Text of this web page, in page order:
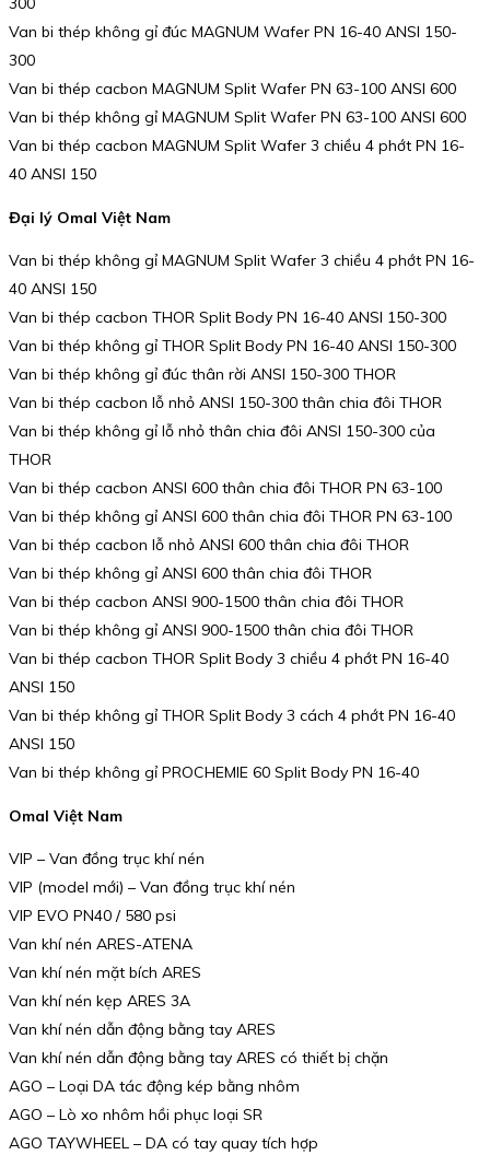
Van bi thép không gỉ đúc MAGNUM Wafer PN 16-40 ANSI 150-
300
Van bi thép cacbon MAGNUM Split Wafer PN 63-100 ANSI 600
Van bi thép không gỉ MAGNUM Split Wafer PN 63-100 ANSI 600
Van bi thép cacbon MAGNUM Split Wafer 3 chiều 4 phớt PN 16-
40 ANSI 150
Đại lý Omal Việt Nam
Van bi thép không gỉ MAGNUM Split Wafer 3 chiều 4 phớt PN 16-
40 ANSI 150
Van bi thép cacbon THOR Split Body PN 16-40 ANSI 150-300
Van bi thép không gỉ THOR Split Body PN 16-40 ANSI 150-300
Van bi thép không gỉ đúc thân rời ANSI 150-300 THOR
Van bi thép cacbon lỗ nhỏ ANSI 150-300 thân chia đôi THOR
Van bi thép không gỉ lỗ nhỏ thân chia đôi ANSI 150-300 của
THOR
Van bi thép cacbon ANSI 600 thân chia đôi THOR PN 63-100
Van bi thép không gỉ ANSI 600 thân chia đôi THOR PN 63-100
Van bi thép cacbon lỗ nhỏ ANSI 600 thân chia đôi THOR
Van bi thép không gỉ ANSI 600 thân chia đôi THOR
Van bi thép cacbon ANSI 900-1500 thân chia đôi THOR
Van bi thép không gỉ ANSI 900-1500 thân chia đôi THOR
Van bi thép cacbon THOR Split Body 3 chiều 4 phớt PN 16-40
ANSI 150
Van bi thép không gỉ THOR Split Body 3 cách 4 phớt PN 16-40
ANSI 150
Van bi thép không gỉ PROCHEMIE 60 Split Body PN 16-40
Omal Việt Nam
VIP – Van đồng trục khí nén
VIP (model mới) – Van đồng trục khí nén
VIP EVO PN40 / 580 psi
Van khí nén ARES-ATENA
Van khí nén mặt bích ARES
Van khí nén kẹp ARES 3A
Van khí nén dẫn động bằng tay ARES
Van khí nén dẫn động bằng tay ARES có thiết bị chặn
AGO – Loại DA tác động kép bằng nhôm
AGO – Lò xo nhôm hồi phục loại SR
AGO TAYWHEEL – DA có tay quay tích hợp